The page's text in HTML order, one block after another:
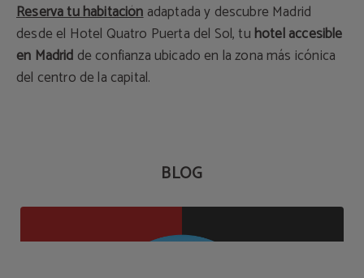
Reserva tu habitaciónadaptada y descubre Madrid
desde el Hotel Quatro Puerta del Sol, tu hotel accesible
en Madrid de confianza ubicado en la zona más icónica
del centro de la capital.
BLOG